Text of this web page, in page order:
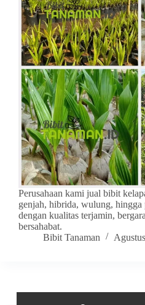
Perusahaan kami jual bibit
genjah, hibrida, wulung, hingga
dengan kualitas terjamin,
bersahabat.
Bibit Tanaman